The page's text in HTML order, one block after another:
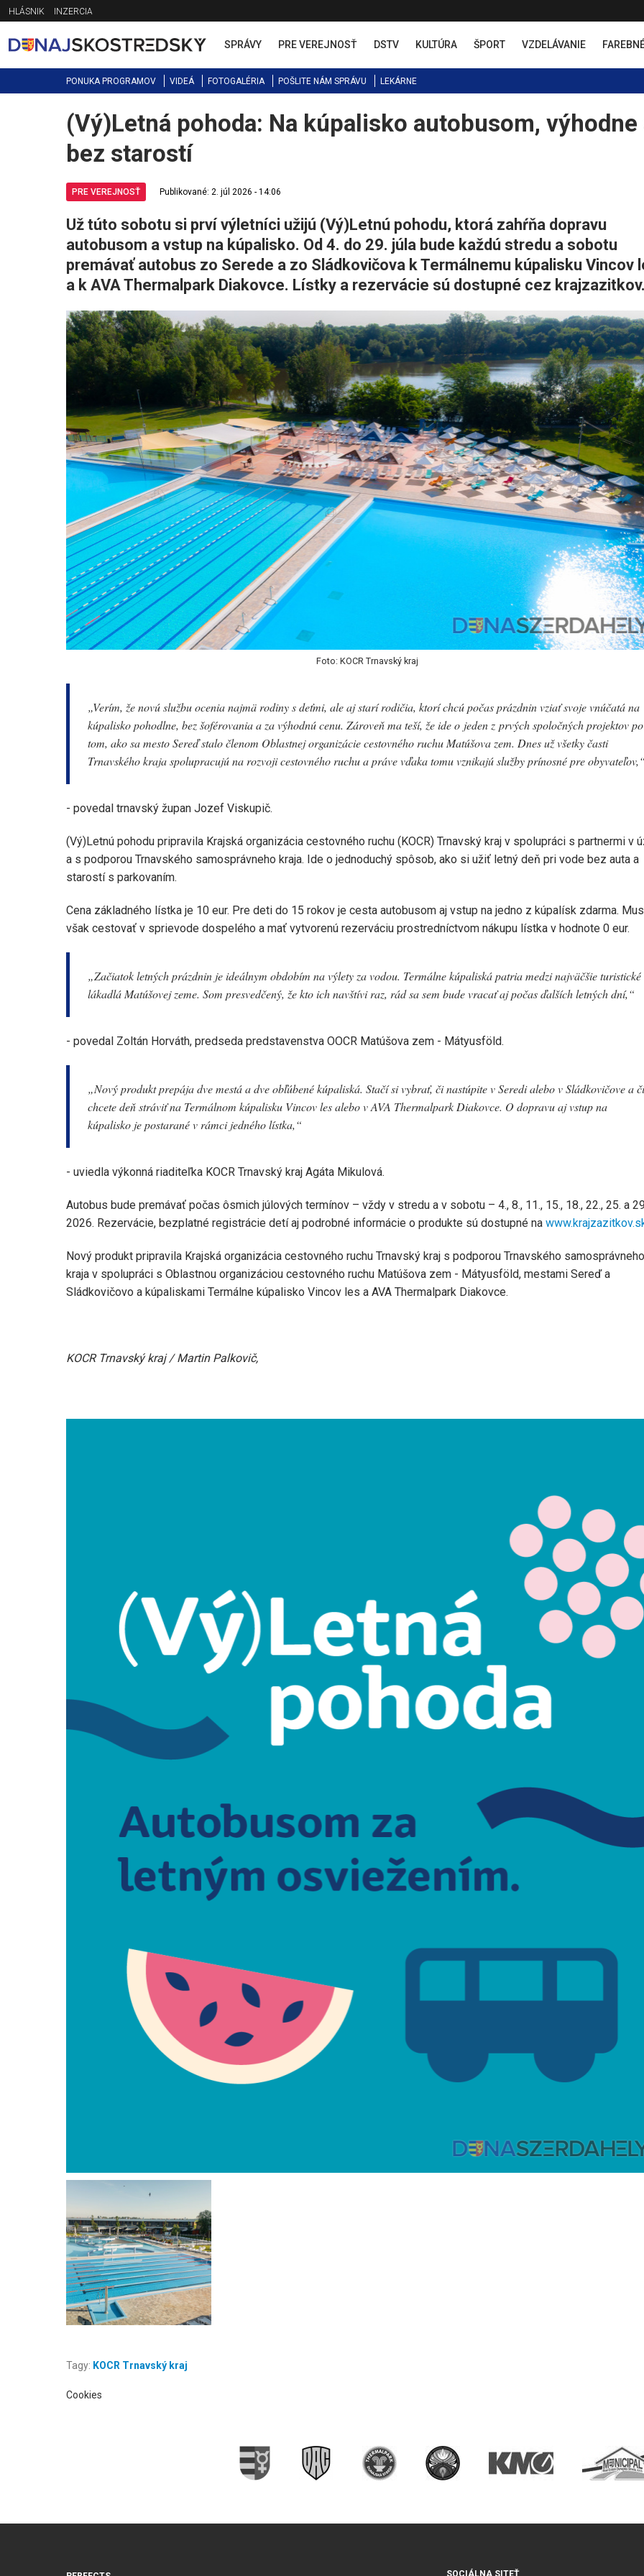
Jump
to
navigation
HLÁSNIK INZERCIA
SPRÁVY PRE VEREJNOSŤ DSTV KULTÚRA ŠPORT VZDELÁVANIE
PONUKA PROGRAMOV VIDEÁ FOTOGALÉRIA POŠLITE NÁM SPRÁVU LEKÁRNE
Back
to
top
(Vý)Letná pohoda: Na kúpalisko autobusom, výhodne
bez starostí
PRE VEREJNOSŤ Publikované: 2. júl 2026 - 14:06
Už túto sobotu si prví výletníci užijú (Vý)Letnú pohodu, ktorá zahŕňa dopravu
autobusom a vstup na kúpalisko. Od 4. do 29. júla bude každú stredu a sobotu
premávať autobus zo Serede a zo Sládkovičova k Termálnemu kúpalisku Vincov
a k AVA Thermalpark Diakovce. Lístky a rezervácie sú dostupné cez
Foto: KOCR Trnavský kraj
„Verím, že novú službu ocenia najmä rodiny s deťmi, ale aj starí rodičia, ktorí chcú počas prázdnin vziať svoje vnúčatá na
kúpalisko pohodlne, bez šoférovania a za výhodnú cenu. Zároveň ma teší, že ide o jeden z prvých spoločných projektov po
tom, ako sa mesto Sereď stalo členom Oblastnej organizácie cestovného ruchu Matúšova zem. Dnes už všetky časti
Trnavského kraja spolupracujú na rozvoji cestovného ruchu a práve vďaka tomu vznikajú služby prínosné pre obyvateľov,“
- povedal trnavský župan Jozef Viskupič.
(Vý)Letnú pohodu pripravila Krajská organizácia cestovného ruchu (KOCR) Trnavský kraj v spolupráci s partnermi v
a s podporou Trnavského samosprávneho kraja. Ide o jednoduchý spôsob, ako si užiť letný deň pri vode bez auta a
starostí s parkovaním.
Cena základného lístka je 10 eur. Pre deti do 15 rokov je cesta autobusom aj vstup na jedno z kúpalísk zdarma.
však cestovať v sprievode dospelého a mať vytvorenú rezerváciu prostredníctvom nákupu lístka v hodnote 0 eur.
„Začiatok letných prázdnin je ideálnym obdobím na výlety za vodou. Termálne kúpaliská patria medzi najväčšie turistické
lákadlá Matúšovej zeme. Som presvedčený, že kto ich navštívi raz, rád sa sem bude vracať aj počas ďalších letných dní,“
- povedal Zoltán Horváth, predseda predstavenstva OOCR Matúšova zem - Mátyusföld.
„Nový produkt prepája dve mestá a dve obľúbené kúpaliská. Stačí si vybrať, či nastúpite v Seredi alebo v Sládkovičove a či
chcete deň stráviť na Termálnom kúpalisku Vincov les alebo v AVA Thermalpark Diakovce. O dopravu aj vstup na
kúpalisko je postarané v rámci jedného lístka,“
- uviedla výkonná riaditeľka KOCR Trnavský kraj Agáta Mikulová.
Autobus bude premávať počas ôsmich júlových termínov – vždy v stredu a v sobotu – 4., 8., 11., 15., 18., 22., 25. a
2026. Rezervácie, bezplatné registrácie detí aj podrobné informácie o produkte sú dostupné na
Nový produkt pripravila Krajská organizácia cestovného ruchu Trnavský kraj s podporou Trnavského samosprávneho
kraja v spolupráci s Oblastnou organizáciou cestovného ruchu Matúšova zem - Mátyusföld, mestami Sereď a
Sládkovičovo a kúpaliskami Termálne kúpalisko Vincov les a AVA Thermalpark Diakovce.
KOCR Trnavský kraj / Martin Palkovič,
Tagy: KOCR Trnavský kraj
Cookies